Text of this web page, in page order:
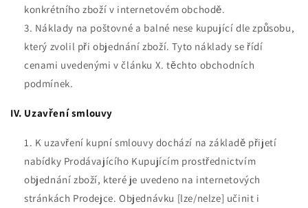
konkrétního zboží v internetovém obchodě.
Náklady na poštovné a balné nese kupující dle způsobu,
který zvolil při objednání zboží. Tyto náklady se řídí
cenami uvedenými v článku X. těchto obchodních
podmínek.
IV. Uzavření smlouvy
K uzavření kupní smlouvy dochází na základě přijetí
nabídky Prodávajícího Kupujícím prostřednictvím
objednání zboží, které je uvedeno na internetových
stránkách Prodejce. Objednávku [lze/nelze] učinit i